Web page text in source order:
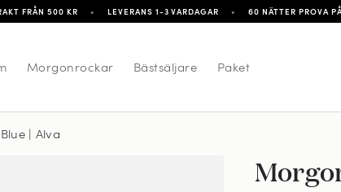
FRÅN 500 KR • LEVERANS 1-3 VARDAGAR • 60 NÄTTER PROVA
Morgonrockar Bästsäljare Paket
| Alva